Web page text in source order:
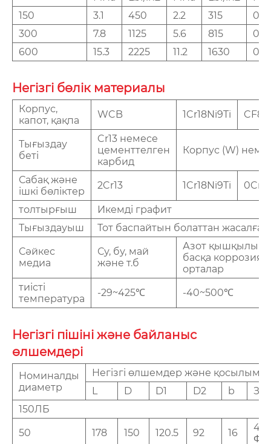
150
3.1 450 2.2 315
0.6
300
7.8 1125 5.6 815
0.6
600
15.3 2225 11.2 1630 0.6
Негізгі бөлік материалы
Корпус,
капот, қақпа
WCB 1Cr18Ni9Ti
Тығыздау
беті
Cr13 немесе
цементтелген
карбид
Корпус (W)
Сабақ және
ішкі бөліктер
2Cr13 1Cr18Ni9Ti
толтырғыш
Икемді графит
Тығыздауыш
Тот баспайтын болаттан
Сәйкес
медиа
Су, бу, май
және т.б
Азот қышқылы
басқа
орталар
тиісті
температура
-29~425℃ -40~500℃
Негізгі пішіні және байланыс
өлшемдері
Номиналды
диаметр
Негізгі өлшемдер және қосылым
L
D D1 D2 b
З-д
150ЛБ
50 178 150 120.5 92 16
4-
Φ19